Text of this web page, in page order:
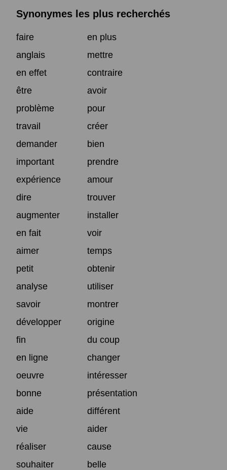
Synonymes les plus recherchés
faire
en plus
anglais
mettre
en effet
contraire
être
avoir
problème
pour
travail
créer
demander
bien
important
prendre
expérience
amour
dire
trouver
augmenter
installer
en fait
voir
aimer
temps
petit
obtenir
analyse
utiliser
savoir
montrer
développer
origine
fin
du coup
en ligne
changer
oeuvre
intéresser
bonne
présentation
aide
différent
vie
aider
réaliser
cause
souhaiter
belle